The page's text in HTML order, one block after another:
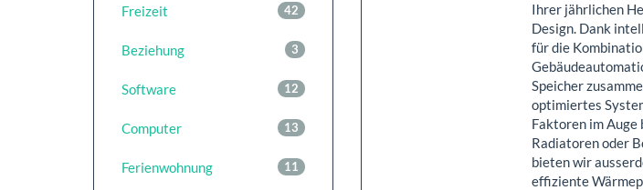
42
Freizeit
3
Beziehung
12
Software
13
Computer
11
Ferienwohnung
Ihrer jährlichen
Design. Dank
für die
Speicher
optimiertes
Faktoren im Auge
Radiatoren oder
bieten wir
effiziente